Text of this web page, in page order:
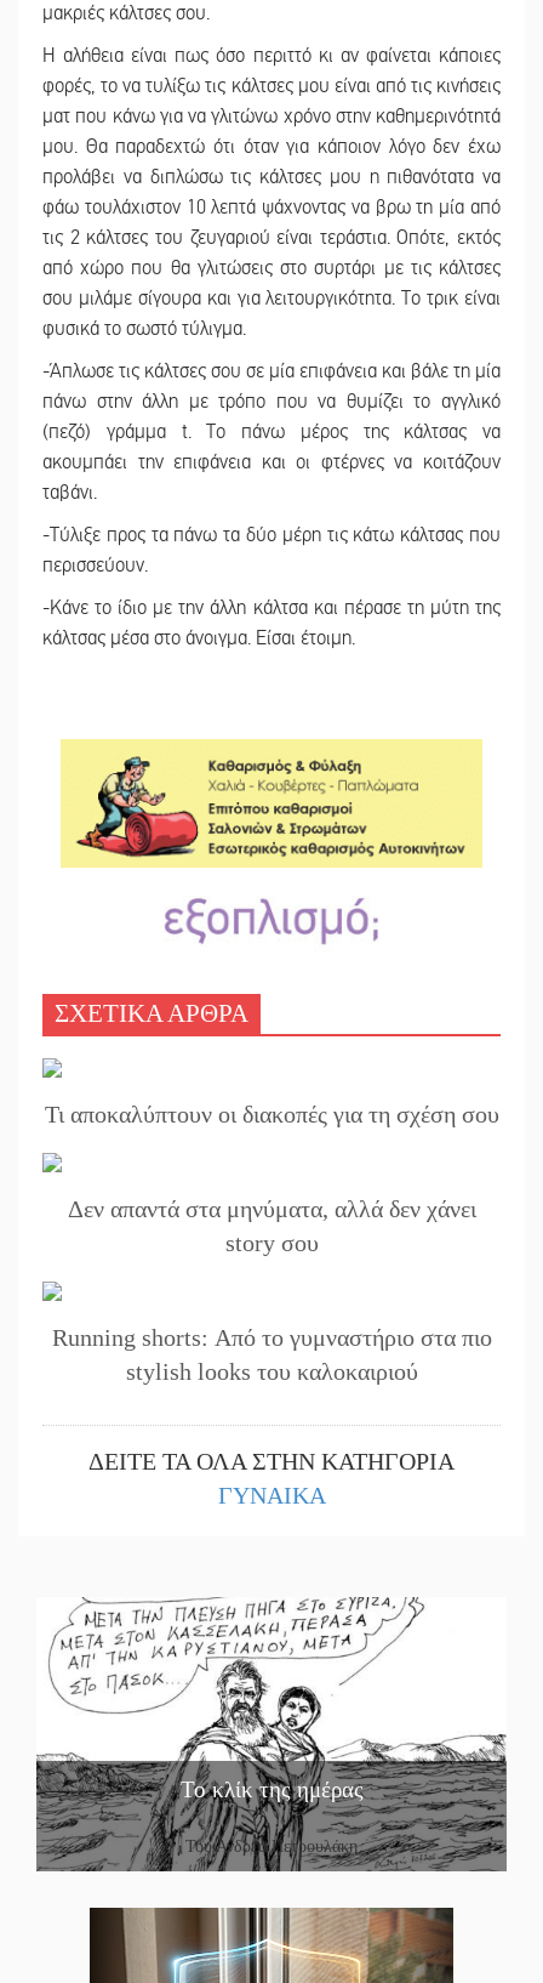
μακριές κάλτσες σου.
Η αλήθεια είναι πως όσο περιττό κι αν φαίνεται κάποιες
φορές, το να τυλίξω τις κάλτσες μου είναι από τις κινήσεις
ματ που κάνω για να γλιτώνω χρόνο στην καθημερινότητά
μου. Θα παραδεχτώ ότι όταν για κάποιον λόγο δεν έχω
προλάβει να διπλώσω τις κάλτσες μου η πιθανότατα να
φάω τουλάχιστον 10 λεπτά ψάχνοντας να βρω τη μία από
τις 2 κάλτσες του ζευγαριού είναι τεράστια. Οπότε, εκτός
από χώρο που θα γλιτώσεις στο συρτάρι με τις κάλτσες
σου μιλάμε σίγουρα και για λειτουργικότητα. Tο τρικ είναι
φυσικά το σωστό τύλιγμα.
-Άπλωσε τις κάλτσες σου σε μία επιφάνεια και βάλε τη μία
πάνω στην άλλη με τρόπο που να θυμίζει το αγγλικό
(πεζό) γράμμα t. Το πάνω μέρος της κάλτσας να
ακουμπάει την επιφάνεια και οι φτέρνες να κοιτάζουν
ταβάνι.
-Τύλιξε προς τα πάνω τα δύο μέρη τις κάτω κάλτσας που
περισσεύουν.
-Κάνε το ίδιο με την άλλη κάλτσα και πέρασε τη μύτη της
κάλτσας μέσα στο άνοιγμα. Είσαι έτοιμη.
ΣΧΕΤΙΚΑ ΑΡΘΡΑ
Τι αποκαλύπτουν οι διακοπές για τη σχέση σου
Δεν απαντά στα μηνύματα, αλλά δεν χάνει
story σου
Running shorts: Από το γυμναστήριο στα πιο
stylish looks του καλοκαιριού
ΔΕΙΤΕ ΤΑ ΟΛΑ ΣΤΗΝ ΚΑΤΗΓΟΡΙΑ
ΓΥΝΑΙΚΑ
Το κλίκ της ημέρας
Του Ανδρέα Πετρουλάκη